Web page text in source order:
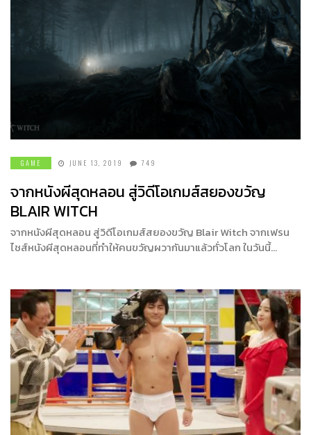
GAME JUNE 13, 2019 749
จากหนังผีสุดหลอน สู่วิดีโอเกมส์สยองขวัญ
BLAIR WITCH
จากหนังผีสุดหลอน สู่วิดีโอเกมส์สยองขวัญ Blair Witch จากเฟรน
ไชส์หนังผีสุดหลอนที่ทำให้คนขวัญผวากันมาแล้วทั่วโลก ในวันนี้…